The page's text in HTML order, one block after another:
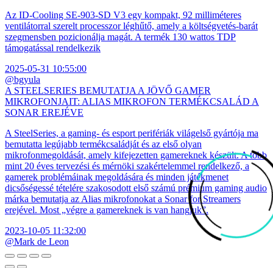
Az ID-Cooling SE-903-SD V3 egy kompakt, 92 milliméteres
ventilátorral szerelt processzor léghűtő, amely a költségvetés-barát
szegmensben pozicionálja magát. A termék 130 wattos TDP
támogatással rendelkezik
2025-05-31 10:55:00
@bgyula
A STEELSERIES BEMUTATJA A JÖVŐ GAMER
MIKROFONJAIT: ALIAS MIKROFON TERMÉKCSALÁD A
SONAR EREJÉVE
A SteelSeries, a gaming- és esport perifériák világelső gyártója ma
bemutatta legújabb termékcsaládját és az első olyan
mikrofonmegoldását, amely kifejezetten gamereknek készült. A több
mint 20 éves tervezési és mérnöki szakértelemmel rendelkező, a
gamerek problémáinak megoldására és minden játékmenet
dicsőségessé tételére szakosodott első számú prémium gaming audio
márka bemutatja az Alias mikrofonokat a Sonar for Streamers
erejével. Most „végre a gamereknek is van hangjuk”.
2023-10-05 11:32:00
@Mark de Leon